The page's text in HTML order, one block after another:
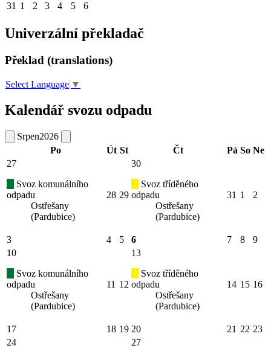
31 1 2 3 4 5 6
Univerzální překladač
Překlad (translations)
Select Language ▼
Kalendář svozu odpadu
Srpen2026
Po
Út St Čt Pá So Ne
27
Svoz komunálního
odpadu
Ostřešany
(Pardubice)
28 29
30
Svoz tříděného
odpadu
Ostřešany
(Pardubice)
31 1 2
3 4 5 6 7 8
9
10
Svoz komunálního
odpadu
Ostřešany
(Pardubice)
11 12
13
Svoz tříděného
odpadu
Ostřešany
(Pardubice)
14 15 16
17 18 19 20 21 22 23
24
27